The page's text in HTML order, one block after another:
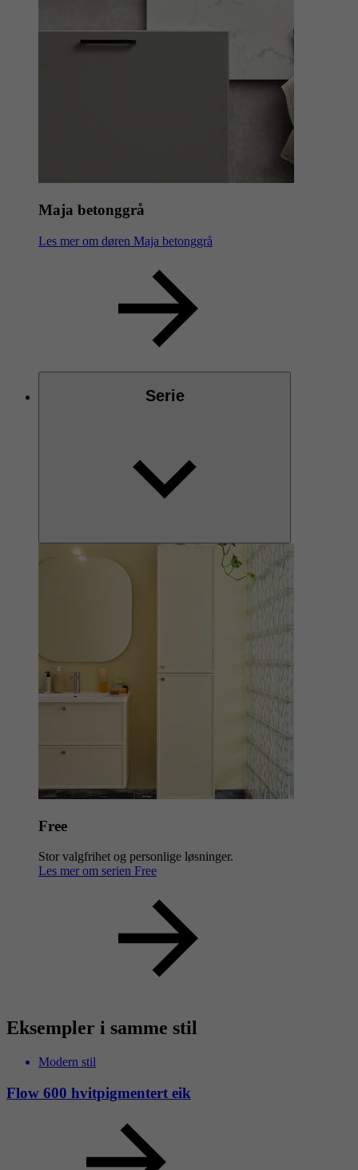
Maja betonggrå
Les mer om døren Maja betonggrå
Serie
Free
Stor valgfrihet og personlige løsninger.
Les mer om serien Free
Eksempler i samme stil
Modern stil
Flow 600 hvitpigmentert eik